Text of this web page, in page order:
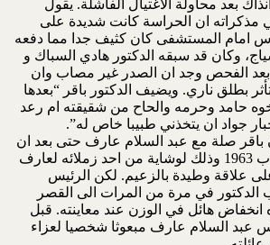
بعد محاولة الاغتيال الفاشلة. يقول
مذكراته ان الحراسة كانت شديدة على
امام المستشفى كان كثيف جدا مما دفعه
وكان قد سبقه الدكتور هادي السباك و
بعد الفحص وجد ان الصدر غير مصاب وان
بطلق ناري. ويضيف الدكتور باقر “بعدها
حامد وحرمه والحاح من شقيقته ام رعد
جواد ان يتخذني طبيبا خاص له”.
باقر صلة مع عبد السلام عارف حتى بعد ان
اصبح رئيسا عقب انقلاب 1963 وذلك لوشاية من احد زملائه لعارف
علاقة وطيدة بالزعيم. لكن الرئيس
في مرة من المرات الى القصر
انخفاض هائل في الوزن عند معاينته. قبل
عبد السلام عارف مبعوثا شخصيا لعزاء